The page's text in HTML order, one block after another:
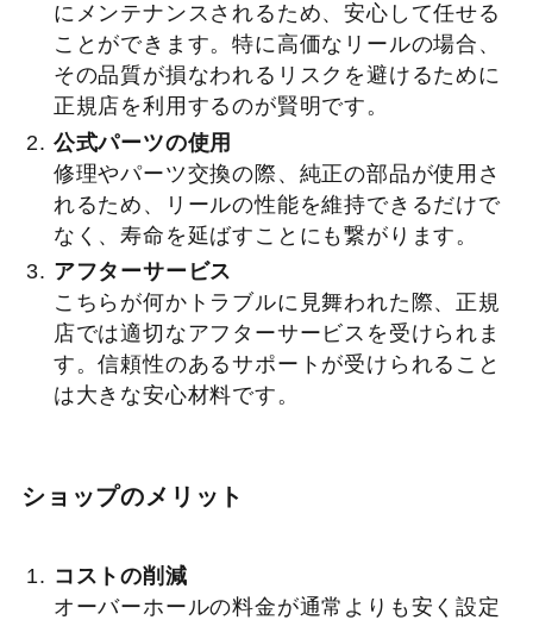
にメンテナンスされるため、安心して任せる
ことができます。特に高価なリールの場合、
その品質が損なわれるリスクを避けるために
正規店を利用するのが賢明です。
公式パーツの使用
修理やパーツ交換の際、純正の部品が使用さ
れるため、リールの性能を維持できるだけで
なく、寿命を延ばすことにも繋がります。
アフターサービス
こちらが何かトラブルに見舞われた際、正規
店では適切なアフターサービスを受けられま
す。信頼性のあるサポートが受けられること
は大きな安心材料です。
ショップのメリット
コストの削減
オーバーホールの料金が通常よりも安く設定